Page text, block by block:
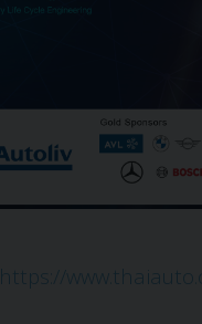
https://